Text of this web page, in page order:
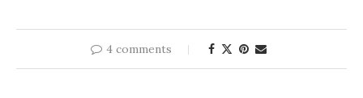
4 comments